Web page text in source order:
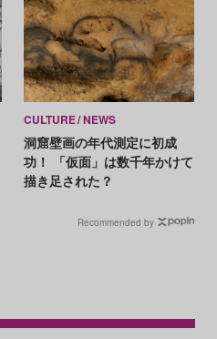
CULTURE NEWS
洞窟壁画の年代測定に初成
功！ 「仮面」は数千年かけて
描き足された？
Recommended by